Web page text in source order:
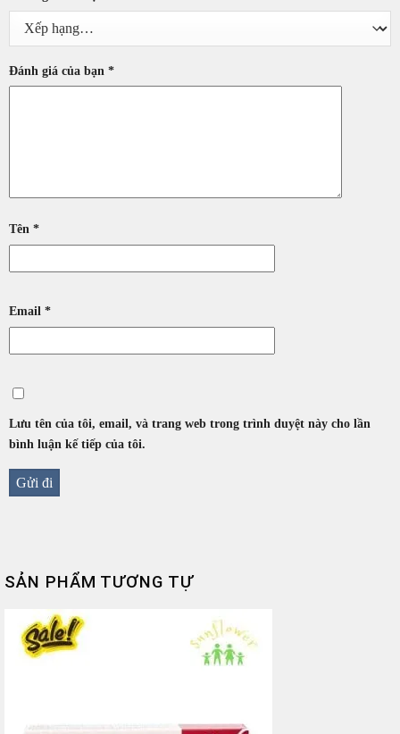
Đánh giá của bạn *
Tên *
Email *
Lưu tên của tôi, email, và trang web trong trình duyệt này cho lần
bình luận kế tiếp của tôi.
SẢN PHẨM TƯƠNG TỰ